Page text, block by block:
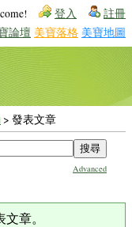
登入 註冊
論壇 美寶落格 美寶地圖
> 發表文章
Advanced
章。